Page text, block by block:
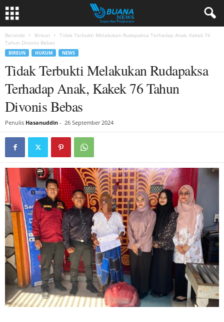
Beranda Bireun
Tidak Terbukti Melakukan Rudapaksa Terhadap Anak, Kakek 76
Tahun Divonis Bebas
BIREUN HUKUM NEWS
Tidak Terbukti Melakukan Rudapaksa
Terhadap Anak, Kakek 76 Tahun
Divonis Bebas
Penulis Hasanuddin - 26 September 2024